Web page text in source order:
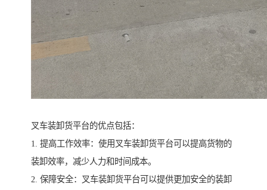
叉车装卸货平台的优点包括：
1. 提高工作效率：使用叉车装卸货平台可以提高货物的
装卸效率，减少人力和时间成本。
2. 保障安全：叉车装卸货平台可以提供更加安全的装卸